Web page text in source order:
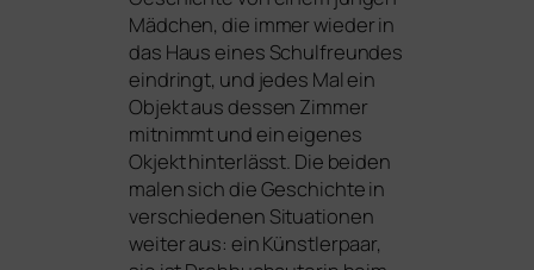
Mädchen, die immer wie­der in
das Haus eines Schulfreundes
ein­dringt, und jedes Mal ein
Objekt aus des­sen Zimmer
mit­nimmt und ein eige­nes
Okjekt hin­ter­lässt. Die bei­den
malen sich die Geschichte in
ver­schie­de­nen Situationen
wei­ter aus: ein Künstlerpaar,